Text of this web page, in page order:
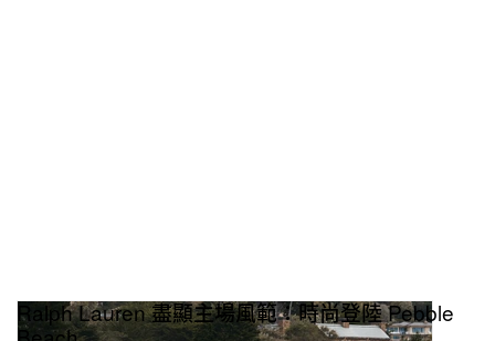
Ralph Lauren 盡顯主場風範：時尚登陸 Pebble